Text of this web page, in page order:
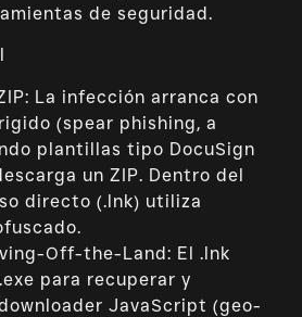
de seguridad.
La infección arranca con
(spear phishing, a
plantillas tipo DocuSign
un ZIP. Dentro del
directo (.lnk) utiliza
Off-the-Land: El .lnk
para recuperar y
JavaScript (geo-